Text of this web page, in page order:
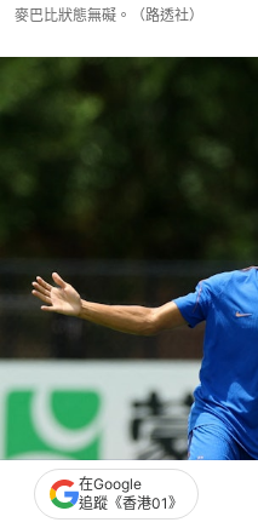
在Google
追蹤《香港01》